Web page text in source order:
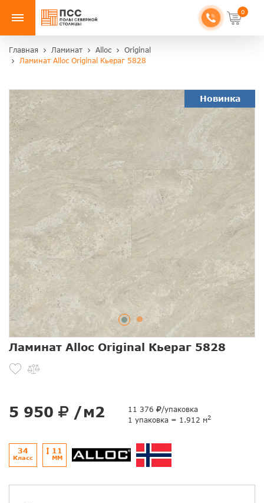
0
Главная Ламинат Alloc
Original
Ламинат Alloc Original Кьераг 5828
Новинка
Ламинат Alloc Original Кьераг 5828
5 950 /м2 11 376
/упаковка
1 упаковка = 1.912 м2
34
Класс
11
ММ